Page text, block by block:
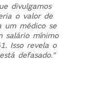
divulgamos
o valor de
um médico se
salário mínimo
Isso revela o
defasado.”